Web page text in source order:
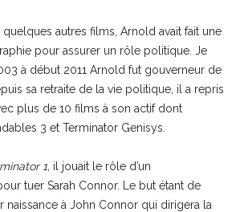
autres films, Arnold avait fait une
pour assurer un rôle politique. Je
à début 2011 Arnold fut gouverneur de
sa retraite de la vie politique, il a repris
plus de 10 films à son actif dont
3 et Terminator Genisys.
1 , il jouait le rôle d’un
tuer Sarah Connor. Le but étant de
naissance à John Connor qui dirigera la